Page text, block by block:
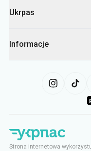
Ukrpas
Informacje
Strona internetowa